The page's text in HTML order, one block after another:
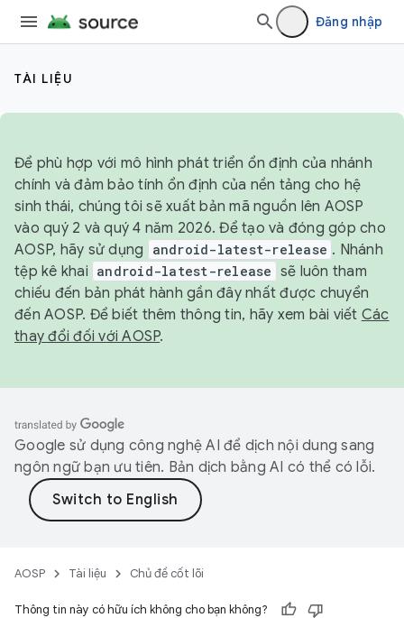
Đăng nhập
TÀI LIỆU
Để phù hợp với mô hình phát triển ổn định của nhánh
chính và đảm bảo tính ổn định của nền tảng cho hệ
sinh thái, chúng tôi sẽ xuất bản mã nguồn lên AOSP
vào quý 2 và quý 4 năm 2026. Để tạo và đóng góp cho
AOSP, hãy sử dụng
android-latest-release . Nhánh
tệp kê khai android-latest-release sẽ luôn tham
chiếu đến bản phát hành gần đây nhất được chuyển
đến AOSP. Để biết thêm thông tin, hãy xem bài viết Các
thay đổi đối với AOSP.
Google sử dụng công nghệ AI để dịch nội dung sang
ngôn ngữ bạn ưu tiên. Bản dịch bằng AI có thể có lỗi.
AOSP Tài liệu Chủ đề cốt lõi
Thông tin này có hữu ích không cho bạn không?